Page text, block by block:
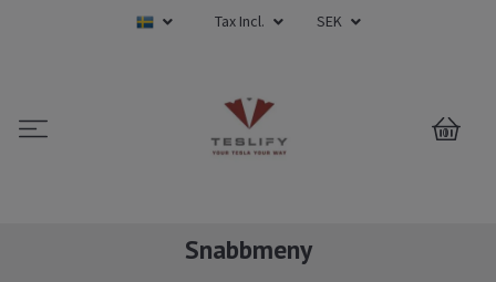
Tax Incl. SEK
0
Snabbmeny